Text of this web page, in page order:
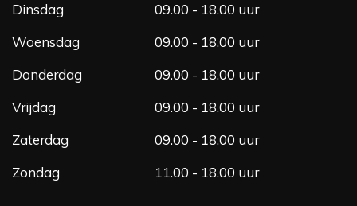
Dinsdag
09.00 - 18.00 uur
Woensdag
09.00 - 18.00 uur
Donderdag
09.00 - 18.00 uur
Vrijdag
09.00 - 18.00 uur
Zaterdag
09.00 - 18.00 uur
Zondag
11.00 - 18.00 uur